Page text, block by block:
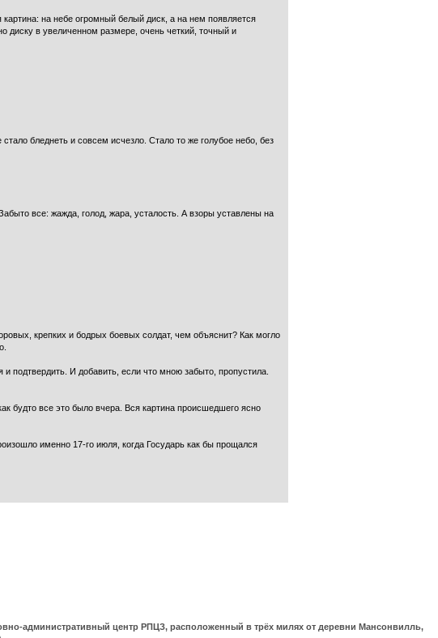
на небе огромный белый диск, а на нем появляется
диску в увеличенном размере, очень четкий, точный и
бледнеть и совсем исчезло. Стало то же голубое небо, без
все: жажда, голод, жара, усталость. А взоры уставлены на
крепких и бодрых боевых солдат, чем объяснит? Как могло
подтвердить. И добавить, если что мною забыто, пропустила.
будто все это было вчера. Вся картина происшедшего ясно
именно 17-го июля, когда Государь как бы прощался
административный центр РПЦЗ, расположенный в трёх милях от деревни Мансонвилль,